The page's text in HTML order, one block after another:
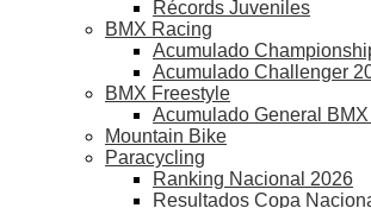
Récords Juveniles
BMX Racing
Acumulado
Acumulado Challenger
BMX Freestyle
Acumulado General
Mountain Bike
Paracycling
Ranking Nacional 2026
Resultados Copa